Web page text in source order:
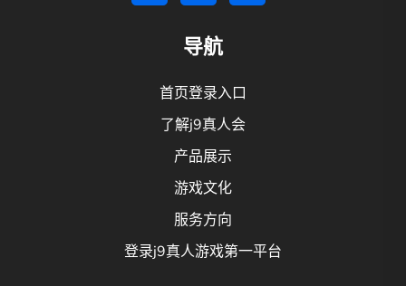
导航
首页登录入口
了解j9真人会
产品展示
游戏文化
服务方向
登录j9真人游戏第一平台